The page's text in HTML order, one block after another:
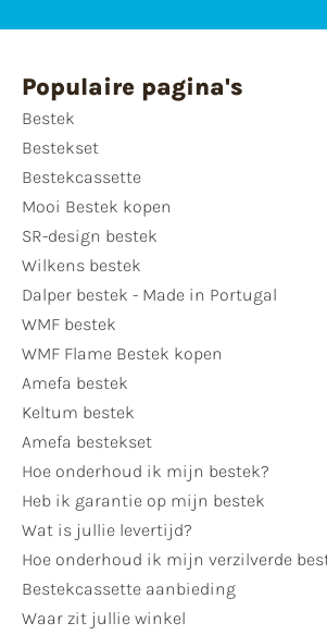
Populaire pagina's
Bestek
Bestekset
Bestekcassette
Mooi Bestek kopen
SR-design bestek
Wilkens bestek
Dalper bestek - Made in Portugal
WMF bestek
WMF Flame Bestek kopen
Amefa bestek
Keltum bestek
Amefa bestekset
Hoe onderhoud ik mijn bestek?
Heb ik garantie op mijn bestek
Wat is jullie levertijd?
Hoe onderhoud ik mijn verzilverde
Bestekcassette aanbieding
Waar zit jullie winkel